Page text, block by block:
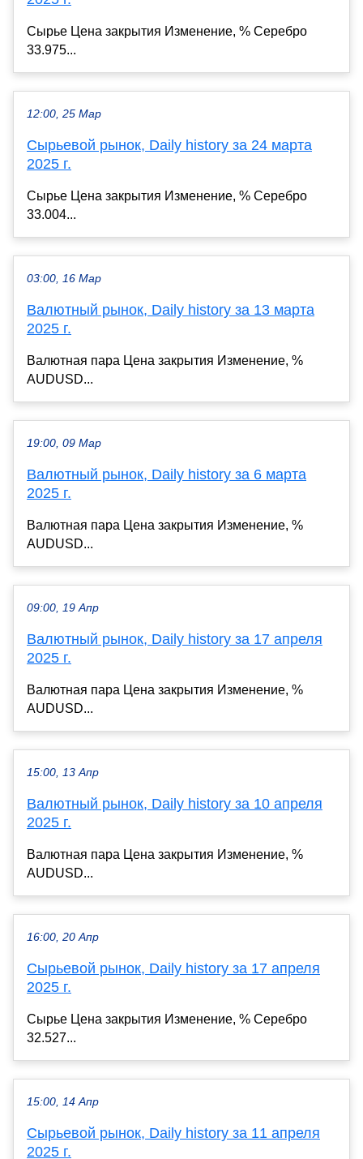
Сырье Цена закрытия Изменение, % Серебро
33.975...
12:00, 25 Мар
Сырьевой рынок, Daily history за 24 марта
2025 г.
Сырье Цена закрытия Изменение, % Серебро
33.004...
03:00, 16 Мар
Валютный рынок, Daily history за 13 марта
2025 г.
Валютная пара Цена закрытия Изменение, %
AUDUSD...
19:00, 09 Мар
Валютный рынок, Daily history за 6 марта
2025 г.
Валютная пара Цена закрытия Изменение, %
AUDUSD...
09:00, 19 Апр
Валютный рынок, Daily history за 17 апреля
2025 г.
Валютная пара Цена закрытия Изменение, %
AUDUSD...
15:00, 13 Апр
Валютный рынок, Daily history за 10 апреля
2025 г.
Валютная пара Цена закрытия Изменение, %
AUDUSD...
16:00, 20 Апр
Сырьевой рынок, Daily history за 17 апреля
2025 г.
Сырье Цена закрытия Изменение, % Серебро
32.527...
15:00, 14 Апр
Сырьевой рынок, Daily history за 11 апреля
2025 г.